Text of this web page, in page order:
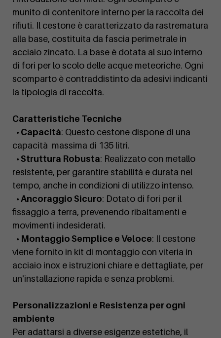
munito di contenitore interno per la raccolta dei
rifiuti. Il cestone è caratterizzato da rastrematura
alla base, costituita da fascia perimetrale in
acciaio zincato. La base è dotata al suo interno
di fori per lo scolo delle acque meteoriche. Ogni
scomparto è contraddistinto da adesivi indicanti
la tipologia di raccolta.
Caratteristiche Tecniche
• Capacità: Questo cestone dispone di una
capacità massima di 135 litri.
• Struttura Robusta: Realizzato con metallo
resistente, per garantire stabilità e durata nel
tempo, anche in condizioni di utilizzo intenso.
• Ancoraggio Sicuro: Dotato di fori per il
fissaggio a terra, prevenendo ribaltamenti e
movimenti indesiderati.
• Montaggio Semplice e Veloce: Il cestone
viene fornito in kit di montaggio con viteria in
acciaio inox e istruzioni chiare e dettagliate, per
un'installazione rapida e senza problemi.
Personalizzazioni e Resistenza per ogni
ambiente
Per adattarsi a diverse esigenze estetiche, il